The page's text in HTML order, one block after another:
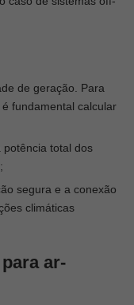
de geração. Para
fundamental calcular
total dos
segura e a conexão
climáticas
ar-